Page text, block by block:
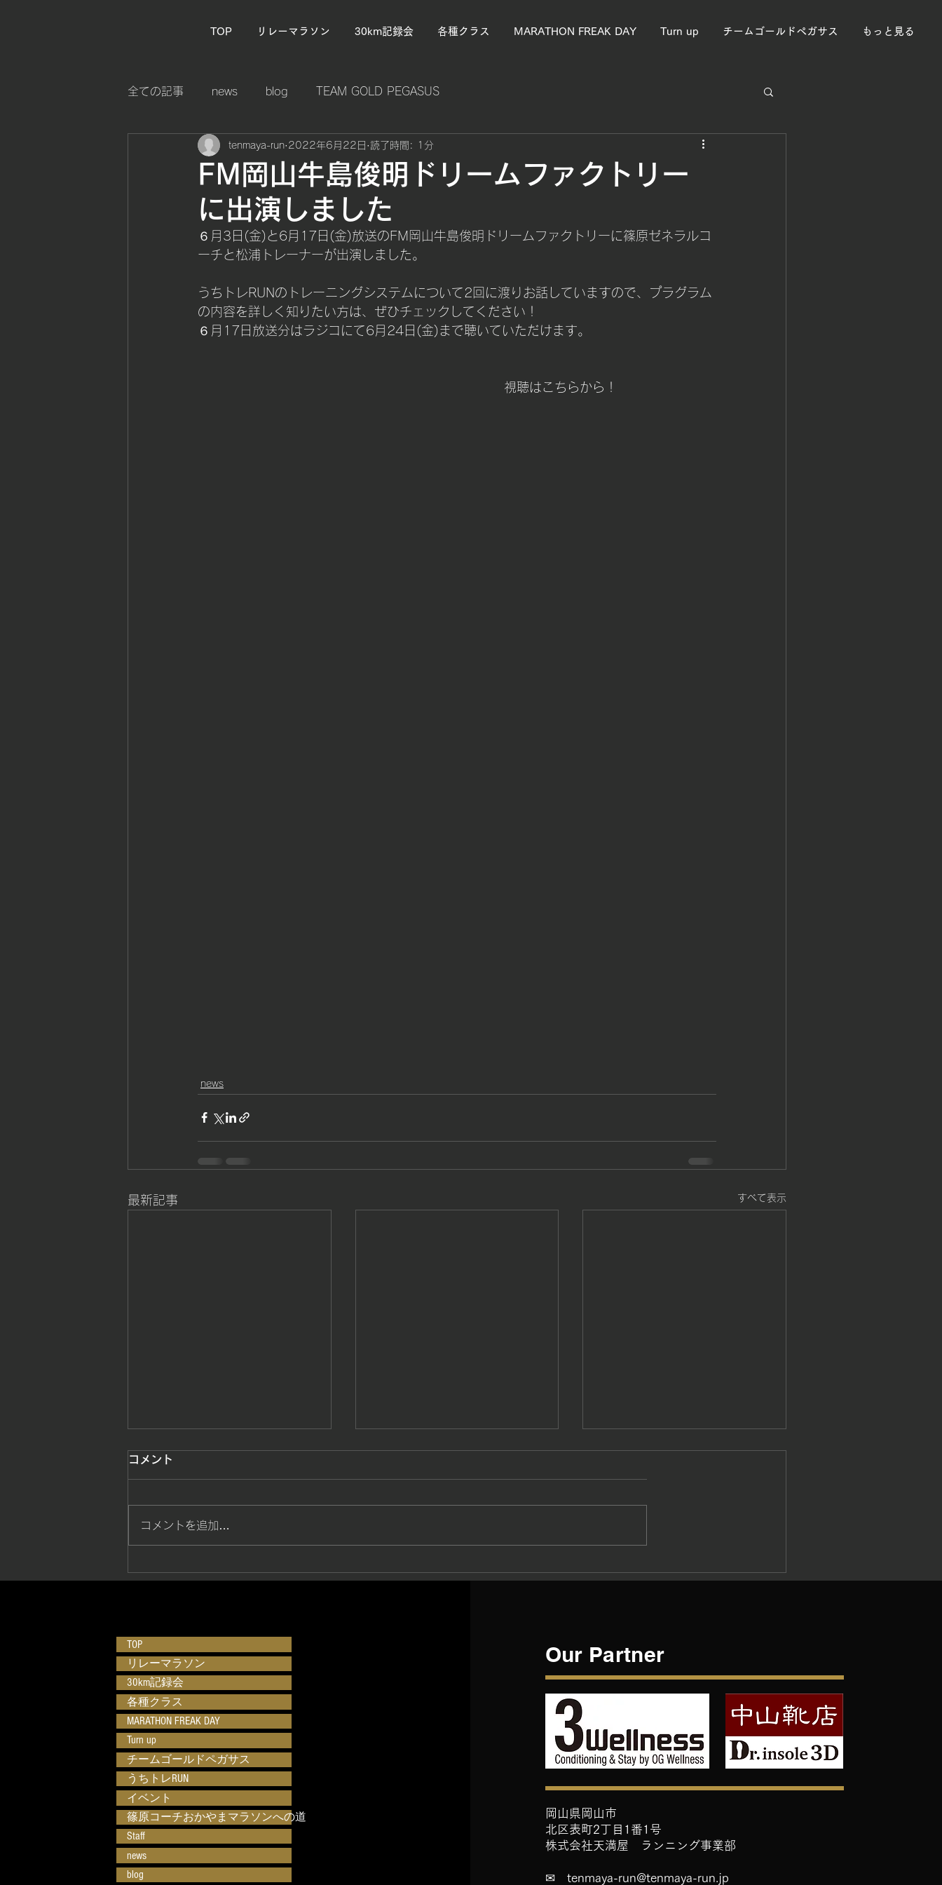
TOP リレーマラソン 30km記録会 各種クラス MARATHON FREAK DAY Turn up チームゴールドペガサス もっと見る
全ての記事 news blog TEAM GOLD PEGASUS
FM岡山牛島俊明ドリームファクトリー
に出演しました
tenmaya-run 2022年6月22日 読了時間: 1分
６月3日(金)と6月17日(金)放送のFM岡山牛島俊明ドリームファクトリーに篠原ゼネラルコ
ーチと松浦トレーナーが出演しました。
うちトレRUNのトレーニングシステムについて2回に渡りお話していますので、プラグラム
の内容を詳しく知りたい方は、ぜひチェックしてください！
６月17日放送分はラジコにて6月24日(金)まで聴いていただけます。
視聴はこちらから！
news
最新記事 すべて表示
MDC CHALLENGERS in 岡
てんまやRUN×スリーウエル
おかやまマラソン2025応援
コメント
コメントを追加…
TOP
リレーマラソン
30km記録会
各種クラス
MARATHON FREAK DAY
Turn up
チームゴールドペガサス
うちトレRUN
イベント
篠原コーチおかやまマラソンへの道
Staff
news
blog
Our Partner
岡山県岡山市
北区表町2丁目1番1号
​株式会社天満屋 ランニング事業部
​✉ tenmaya-run@tenmaya-run.jp